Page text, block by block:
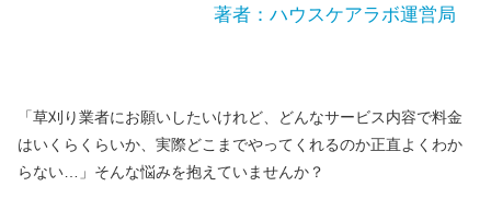
著者：ハウスケアラボ運営局
「草刈り業者にお願いしたいけれど、どんなサービス内容で料金
はいくらくらいか、実際どこまでやってくれるのか正直よくわか
らない…」そんな悩みを抱えていませんか？